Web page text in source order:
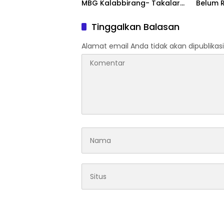
MBG Kalabbirang- Takalar
Belum
Tinggalkan Balasan
Alamat email Anda tidak akan